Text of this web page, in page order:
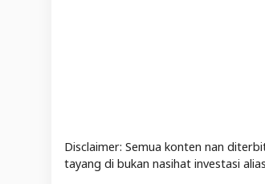
Disclaimer: Semua konten nan
tayang di bukan nasihat investasi